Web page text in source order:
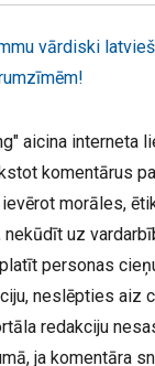
vārdiski
aicina interneta
komentārus
morāles,
uz
personas
neslēpties aiz
redakciju
ja komentāra